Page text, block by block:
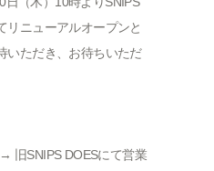
リニューアルオープンと
いただき、お待ちいただ
旧SNIPS DOESにて営業